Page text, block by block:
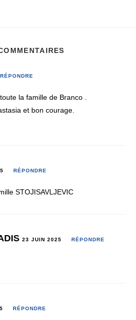
RÉPONDRE
la famille de Branco .
et bon courage.
RÉPONDRE
STOJISAVLJEVIC
23 JUIN 2025 RÉPONDRE
RÉPONDRE